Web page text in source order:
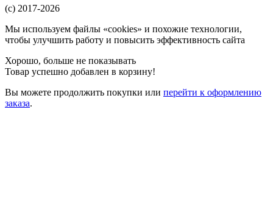
(c) 2017-2026
Мы используем файлы «cookies» и похожие технологии,
чтобы улучшить работу и повысить эффективность сайта
Хорошо, больше не показывать
Товар успешно добавлен в корзину!
Вы можете продолжить покупки или перейти к оформлению
заказа.